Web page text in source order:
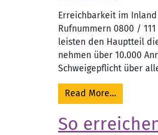
Erreichbarkeit im
Rufnummern 0800 / 111
leisten den Hauptteil
nehmen über 10.000
Schweigepflicht über
Read More…
So